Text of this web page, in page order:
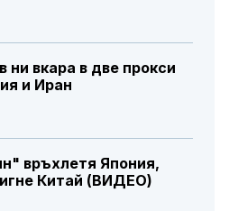
ни вкара в две прокси
и Иран
връхлетя Япония,
Китай (ВИДЕО)